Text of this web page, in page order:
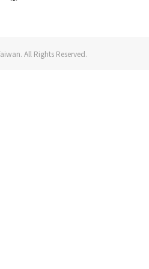
All Rights Reserved.